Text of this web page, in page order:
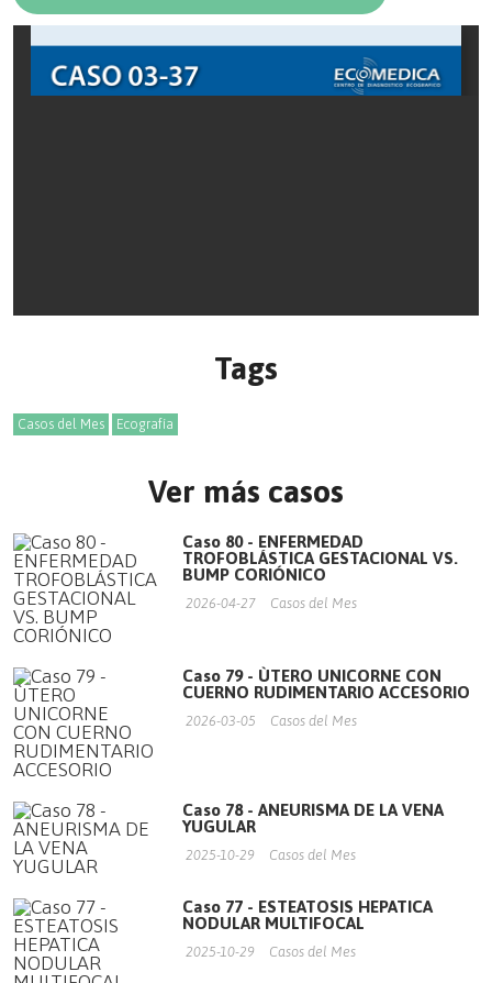
Tags
Casos del Mes Ecografía
Ver más casos
Caso 80 - ENFERMEDAD
TROFOBLÁSTICA GESTACIONAL VS.
BUMP CORIÓNICO
2026-04-27 Casos del Mes
Caso 79 - ÙTERO UNICORNE CON
CUERNO RUDIMENTARIO ACCESORIO
2026-03-05 Casos del Mes
Caso 78 - ANEURISMA DE LA VENA
YUGULAR
2025-10-29 Casos del Mes
Caso 77 - ESTEATOSIS HEPATICA
NODULAR MULTIFOCAL
2025-10-29 Casos del Mes